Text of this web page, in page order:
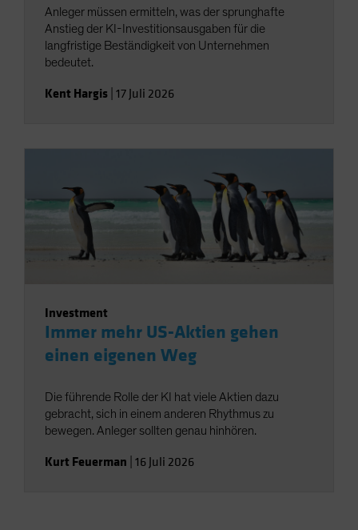
Anleger müssen ermitteln, was der sprunghafte
Anstieg der KI-Investitionsausgaben für die
langfristige Beständigkeit von Unternehmen
bedeutet.
Kent Hargis 17 Juli 2026
Investment
Immer mehr US-Aktien gehen
einen eigenen Weg
Die führende Rolle der KI hat viele Aktien dazu
gebracht, sich in einem anderen Rhythmus zu
bewegen. Anleger sollten genau hinhören.
Kurt Feuerman 16 Juli 2026